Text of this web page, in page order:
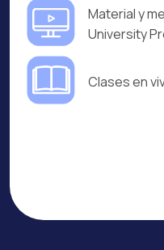
Material y
University
Clases en